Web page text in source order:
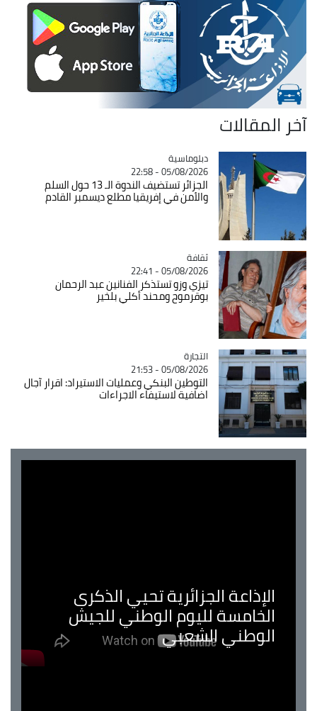
آخر المقالات
Catégorie
دبلوماسية
05/08/2026 - 22:58
الجزائر تستضيف الندوة الـ 13 حول السلم
والأمن في إفريقيا مطلع ديسمبر القادم
Catégorie
ثقافة
05/08/2026 - 22:41
تيزي وزو تستذكر الفنانين عبد الرحمان
بوقرموح ومحند أكلي بلخير
Catégorie
التجارة
05/08/2026 - 21:53
التوطين البنكي وعمليات الاستيراد: اقرار آجال
اضافية لاستيفاء الاجراءات
الإذاعة الجزائرية تحيي الذكرى
الخامسة لليوم الوطني للجيش
الوطني الشعبي